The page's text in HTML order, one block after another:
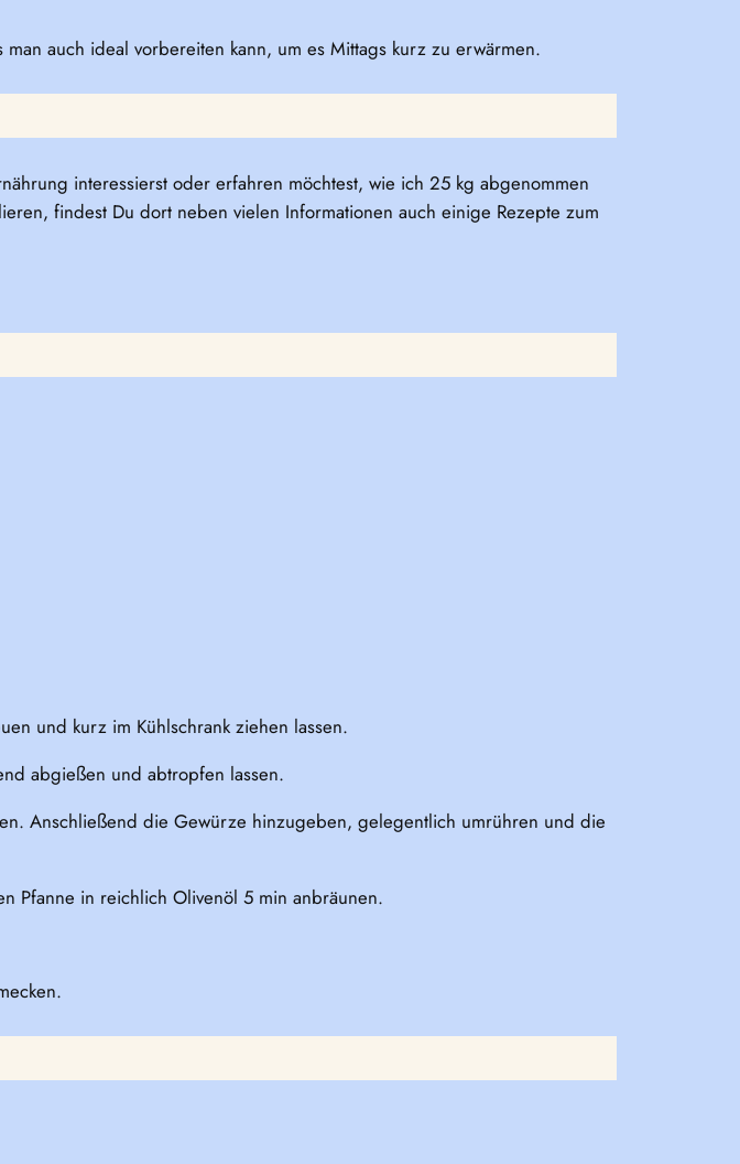
auch ideal vorbereiten kann, um es Mittags kurz zu erwärmen.
interessierst oder erfahren möchtest, wie ich 25 kg abgenommen
findest Du dort neben vielen Informationen auch einige Rezepte zum
und kurz im Kühlschrank ziehen lassen.
abgießen und abtropfen lassen.
Anschließend die Gewürze hinzugeben, gelegentlich umrühren und die
Pfanne in reichlich Olivenöl 5 min anbräunen.